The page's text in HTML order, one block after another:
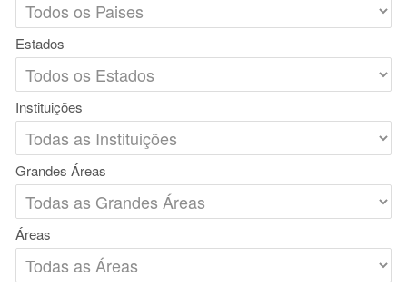
Estados
Instituições
Grandes Áreas
Áreas